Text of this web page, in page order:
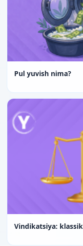
Pul yuvish nima?
Vindikatsiya: